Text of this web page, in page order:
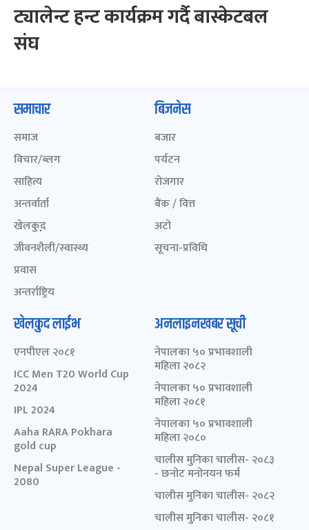
ट्यालेन्ट हन्ट कार्यक्रम गर्दै बास्केटबल
संघ
समाचार
समाज
विचार/ब्लग
साहित्य
अन्तर्वार्ता
खेलकुद़़
जीवनशैली/स्वास्थ्य
प्रवास
अन्तर्राष्ट्रिय
बिजनेस
बजार
पर्यटन
रोजगार
बैंक / वित्त
अटो
सूचना-प्रविधि
खेलकुद लाईभ
एनपीएल २०८१
ICC Men T20 World Cup
2024
IPL 2024
Aaha RARA Pokhara
gold cup
Nepal Super League -
2080
अनलाइनखबर सूची
नेपालका ५० प्रभावशाली
महिला २०८२
नेपालका ५० प्रभावशाली
महिला २०८१
नेपालका ५० प्रभावशाली
महिला २०८०
चालीस मुनिका चालीस- २०८३
- छनोट मनोनयन फर्म
चालीस मुनिका चालीस- २०८२
चालीस मुनिका चालीस- २०८१